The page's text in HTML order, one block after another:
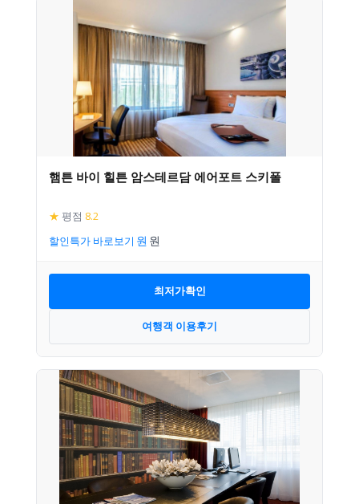
햄튼 바이 힐튼 암스테르담 에어포트 스키폴
★ 평점 8.2
할인특가 바로보기
최저가확인
여행객 이용후기